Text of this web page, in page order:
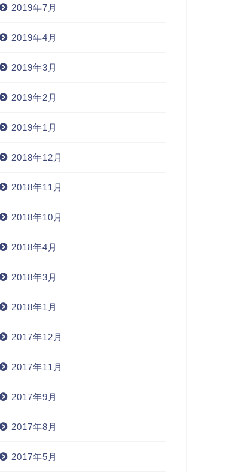
Upon Avon」
2005年7月24日
2019年7月
2019年4月
2019年3月
2019年2月
2019年1月
2018年12月
2018年11月
2018年10月
2018年4月
2018年3月
2018年1月
2017年12月
2017年11月
2017年9月
2017年8月
2017年5月